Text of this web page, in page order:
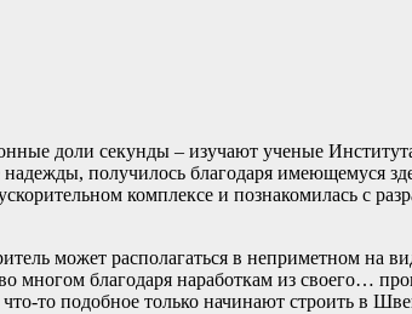
доли секунды – изучают ученые
получилось благодаря имеющемуся
комплексе и познакомилась с
может располагаться в неприметном на
благодаря наработкам из своего…
что-то подобное только начинают строить в